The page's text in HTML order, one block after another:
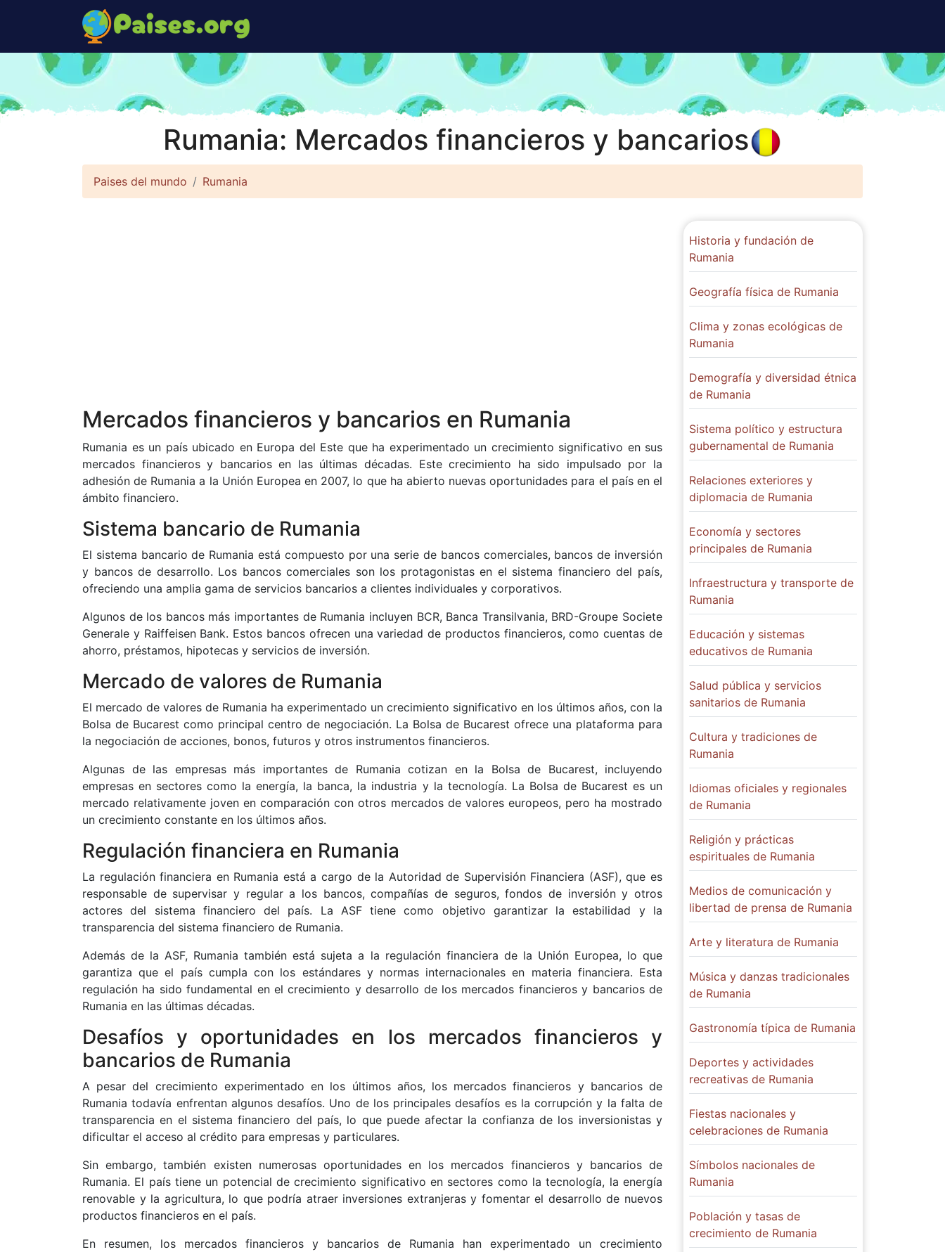
Rumania: Mercados financieros y bancarios
Paises del mundo Rumania
Mercados financieros y bancarios en Rumania
Rumania es un país ubicado en Europa del Este que ha experimentado un crecimiento significativo en sus
mercados financieros y bancarios en las últimas décadas. Este crecimiento ha sido impulsado por la
adhesión de Rumania a la Unión Europea en 2007, lo que ha abierto nuevas oportunidades para el país en el
ámbito financiero.
Sistema bancario de Rumania
El sistema bancario de Rumania está compuesto por una serie de bancos comerciales, bancos de inversión
y bancos de desarrollo. Los bancos comerciales son los protagonistas en el sistema financiero del país,
ofreciendo una amplia gama de servicios bancarios a clientes individuales y corporativos.
Algunos de los bancos más importantes de Rumania incluyen BCR, Banca Transilvania, BRD-Groupe Societe
Generale y Raiffeisen Bank. Estos bancos ofrecen una variedad de productos financieros, como cuentas de
ahorro, préstamos, hipotecas y servicios de inversión.
Mercado de valores de Rumania
El mercado de valores de Rumania ha experimentado un crecimiento significativo en los últimos años, con la
Bolsa de Bucarest como principal centro de negociación. La Bolsa de Bucarest ofrece una plataforma para
la negociación de acciones, bonos, futuros y otros instrumentos financieros.
Algunas de las empresas más importantes de Rumania cotizan en la Bolsa de Bucarest, incluyendo
empresas en sectores como la energía, la banca, la industria y la tecnología. La Bolsa de Bucarest es un
mercado relativamente joven en comparación con otros mercados de valores europeos, pero ha mostrado
un crecimiento constante en los últimos años.
Regulación financiera en Rumania
La regulación financiera en Rumania está a cargo de la Autoridad de Supervisión Financiera (ASF), que es
responsable de supervisar y regular a los bancos, compañías de seguros, fondos de inversión y otros
actores del sistema financiero del país. La ASF tiene como objetivo garantizar la estabilidad y la
transparencia del sistema financiero de Rumania.
Además de la ASF, Rumania también está sujeta a la regulación financiera de la Unión Europea, lo que
garantiza que el país cumpla con los estándares y normas internacionales en materia financiera. Esta
regulación ha sido fundamental en el crecimiento y desarrollo de los mercados financieros y bancarios de
Rumania en las últimas décadas.
Desafíos y oportunidades en los mercados financieros y
bancarios de Rumania
A pesar del crecimiento experimentado en los últimos años, los mercados financieros y bancarios de
Rumania todavía enfrentan algunos desafíos. Uno de los principales desafíos es la corrupción y la falta de
transparencia en el sistema financiero del país, lo que puede afectar la confianza de los inversionistas y
dificultar el acceso al crédito para empresas y particulares.
Sin embargo, también existen numerosas oportunidades en los mercados financieros y bancarios de
Rumania. El país tiene un potencial de crecimiento significativo en sectores como la tecnología, la energía
renovable y la agricultura, lo que podría atraer inversiones extranjeras y fomentar el desarrollo de nuevos
productos financieros en el país.
En resumen, los mercados financieros y bancarios de Rumania han experimentado un crecimiento
Historia y fundación de
Rumania
Geografía física de Rumania
Clima y zonas ecológicas de
Rumania
Demografía y diversidad étnica
de Rumania
Sistema político y estructura
gubernamental de Rumania
Relaciones exteriores y
diplomacia de Rumania
Economía y sectores
principales de Rumania
Infraestructura y transporte de
Rumania
Educación y sistemas
educativos de Rumania
Salud pública y servicios
sanitarios de Rumania
Cultura y tradiciones de
Rumania
Idiomas oficiales y regionales
de Rumania
Religión y prácticas
espirituales de Rumania
Medios de comunicación y
libertad de prensa de Rumania
Arte y literatura de Rumania
Música y danzas tradicionales
de Rumania
Gastronomía típica de Rumania
Deportes y actividades
recreativas de Rumania
Fiestas nacionales y
celebraciones de Rumania
Símbolos nacionales de
Rumania
Población y tasas de
crecimiento de Rumania